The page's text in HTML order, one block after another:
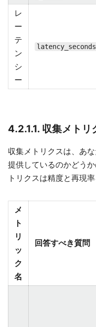
レ
ー
テ
ン
シ
ー
latency_seconds
4.2.1.1. 収集メト
収集メトリクスは、あ
提供しているのかどう
トリクスは精度と再現
メ
ト
リ
ッ
ク
名
回答すべき質問